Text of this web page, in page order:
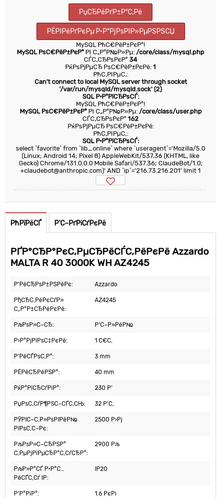
РџСЂРёРґР±Р°С‚Рё
РЁРІРёРґРєРµ Р·Р°РјРѕРІР»РµРЅРЅСЏ
MySQL РћС€РёР±РєР°!
MySQL РѕС€РёР±РєР° РІ С„Р°Р№Р»Рµ: /core/class/mysql.php
СЃС‚СЂРѕРєР° 34
РќРѕРјРµСЂ РѕС€РёР±РєРё: 1
РћС‚РІРµС‚:
Can't connect to local MySQL server through socket
'/var/run/mysqld/mysqld.sock' (2)
SQL Р·Р°РїСЂРѕСЃ:
MySQL РћС€РёР±РєР°!
MySQL РѕС€РёР±РєР°РІ С„Р°Р№Р»Рµ: /core/class/user.php
СЃС‚СЂРѕРєР° 162
РќРѕРјРµСЂ РѕС€РёР±РєРё:
РћС‚РІРµС‚:
SQL Р·Р°РїСЂРѕСЃ:
select `favorite` from `lib_online` where `useragent`='Mozilla/5.0
(Linux; Android 14; Pixel 8) AppleWebKit/537.36 (KHTML, like
Gecko) Chrome/131.0.0.0 Mobile Safari/537.36; ClaudeBot/1.0;
+claudebot@anthropic.com)' AND `ip`='216.73.216.201' limit 1
РћРїРёСЃ Р’С–РґРіСѓРєРё
РҐР°СЂР°РєС‚РµСЂРёСЃС‚РёРєРё Azzardo
MALTA R 40 3000K WH AZ4245
Р’РёСЂРѕР±РЅРёРє: Azzardo
РђСЂС‚РёРєСѓР»
С„Р°Р±СЂРёРєРё:
AZ4245
РљРѕР»С–СЂ: Р‘С–Р»РёР№
Р›Р°РјРїРѕС‡РєРё: 1 С€С‚
Р’РёСЃРѕС‚Р°: 3 mm
РЁРёСЂРёРЅР°: 40 mm
РќР°РїСЂСѓРіР°: 230 Р’
РџРѕС‚СѓР¶РЅС–СЃС‚СЊ: 32 Р’С‚
РЎРІС–С‚Р»РѕРІРёР№
РїРѕС‚С–Рє:
2500 Р›Рј
РљРѕР»С–СЂРЅР°
С‚РµРјРїРµСЂР°С‚СѓСЂР°:
2900 Рљ
РљР»Р°СЃ Р·Р°С…
РёСЃС‚Сѓ IP:
IP20
Р’Р°РіР°: 1.6 РєРі